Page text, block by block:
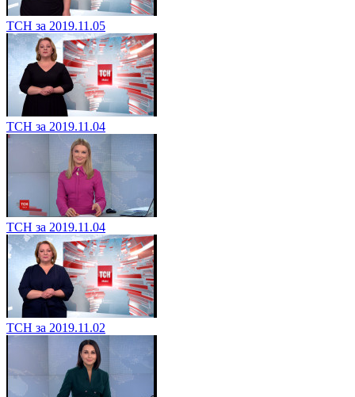
ТСН за 2019.11.05
ТСН за 2019.11.04
ТСН за 2019.11.04
ТСН за 2019.11.02